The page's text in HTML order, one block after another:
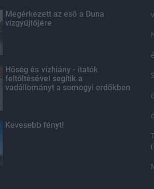
Megérkezett az eső a Duna
vízgyűjtőjére
Hőség és vízhiány - itatók
feltöltésével segítik a
vadállományt a somogyi erdőkben
Kevesebb fényt!